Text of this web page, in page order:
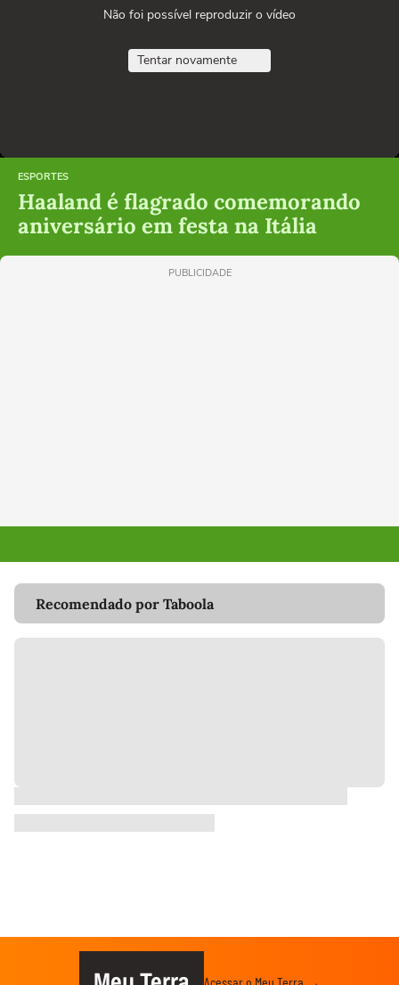
Não foi possível reproduzir o vídeo
Tentar novamente
ESPORTES
Haaland é flagrado comemorando
aniversário em festa na Itália
PUBLICIDADE
Recomendado por Taboola